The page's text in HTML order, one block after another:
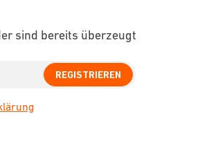
sind bereits überzeugt
REGISTRIEREN